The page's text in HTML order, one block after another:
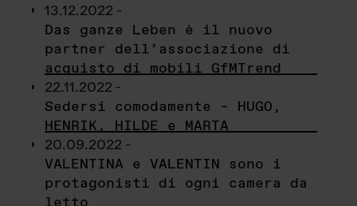
13.12.2022 -
Das ganze Leben è il nuovo
partner dell’associazione di
acquisto di mobili GfMTrend
22.11.2022 -
Sedersi comodamente – HUGO,
HENRIK, HILDE e MARTA
20.09.2022 -
VALENTINA e VALENTIN sono i
protagonisti di ogni camera da
letto